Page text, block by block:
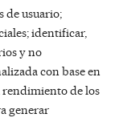
de usuario;
identificar,
y no
con base en
rendimiento de los
generar